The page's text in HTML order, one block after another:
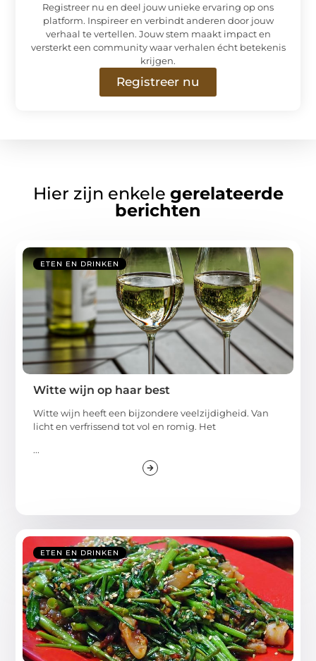
Registreer nu en deel jouw unieke ervaring op ons
platform. Inspireer en verbindt anderen door jouw
verhaal te vertellen. Jouw stem maakt impact en
versterkt een community waar verhalen écht betekenis
krijgen.
Registreer nu
Hier zijn enkele gerelateerde
berichten
ETEN EN DRINKEN
Witte wijn op haar best
Witte wijn heeft een bijzondere veelzijdigheid. Van
licht en verfrissend tot vol en romig. Het
...
ETEN EN DRINKEN